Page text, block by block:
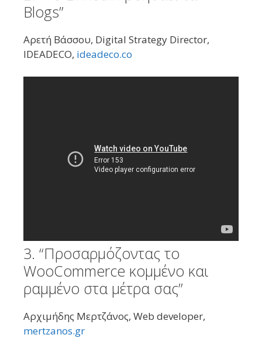
Blogs”
Αρετή Βάσσου, Digital Strategy Director,
IDEADECO, ideadeco.co
3. “Προσαρμόζοντας το
WooCommerce κομμένο και
ραμμένο στα μέτρα σας”
Αρχιμήδης Μερτζάνος, Web developer,
mertzanos.gr